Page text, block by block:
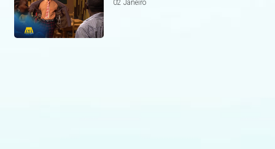
02 Janeiro